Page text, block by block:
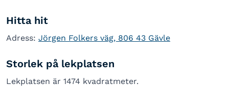
Hitta hit
Adress: Jörgen Folkers väg, 806 43 Gävle
Storlek på lekplatsen
Lekplatsen är 1474 kvadratmeter.